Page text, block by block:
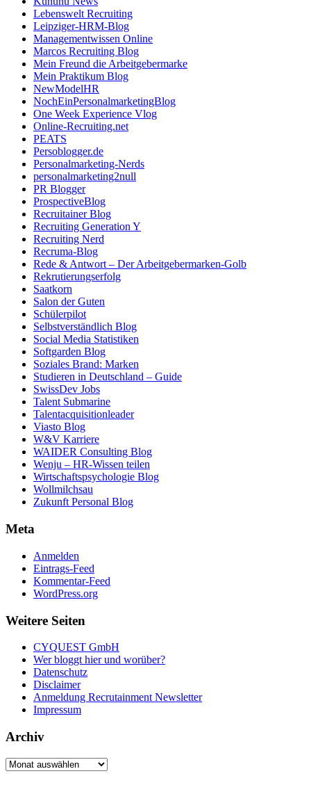
Lebenswelt Recruiting
Leipziger-HRM-Blog
Managementwissen Online
Marcos Recruiting Blog
Mein Freund die Arbeitgebermarke
Mein Praktikum Blog
NewModelHR
NochEinPersonalmarketingBlog
One Week Experience Vlog
Online-Recruiting.net
PEATS
Persoblogger.de
Personalmarketing-Nerds
personalmarketing2null
PR Blogger
ProspectiveBlog
Recruitainer Blog
Recruiting Generation Y
Recruiting Nerd
Recruma-Blog
Rede & Antwort – Der Arbeitgebermarken-Golb
Rekrutierungserfolg
Saatkorn
Salon der Guten
Schülerpilot
Selbstverständlich Blog
Social Media Statistiken
Softgarden Blog
Soziales Brand: Marken
Studieren in Deutschland – Guide
SwissDev Jobs
Talent Submarine
Talentacquisitionleader
Viasto Blog
W&V Karriere
WAIDER Consulting Blog
Wenju – HR-Wissen teilen
Wirtschaftspsychologie Blog
Wollmilchsau
Zukunft Personal Blog
Meta
Anmelden
Eintrags-Feed
Kommentar-Feed
WordPress.org
Weitere Seiten
CYQUEST GmbH
Wer bloggt hier und worüber?
Datenschutz
Disclaimer
Anmeldung Recrutainment Newsletter
Impressum
Archiv
Archiv